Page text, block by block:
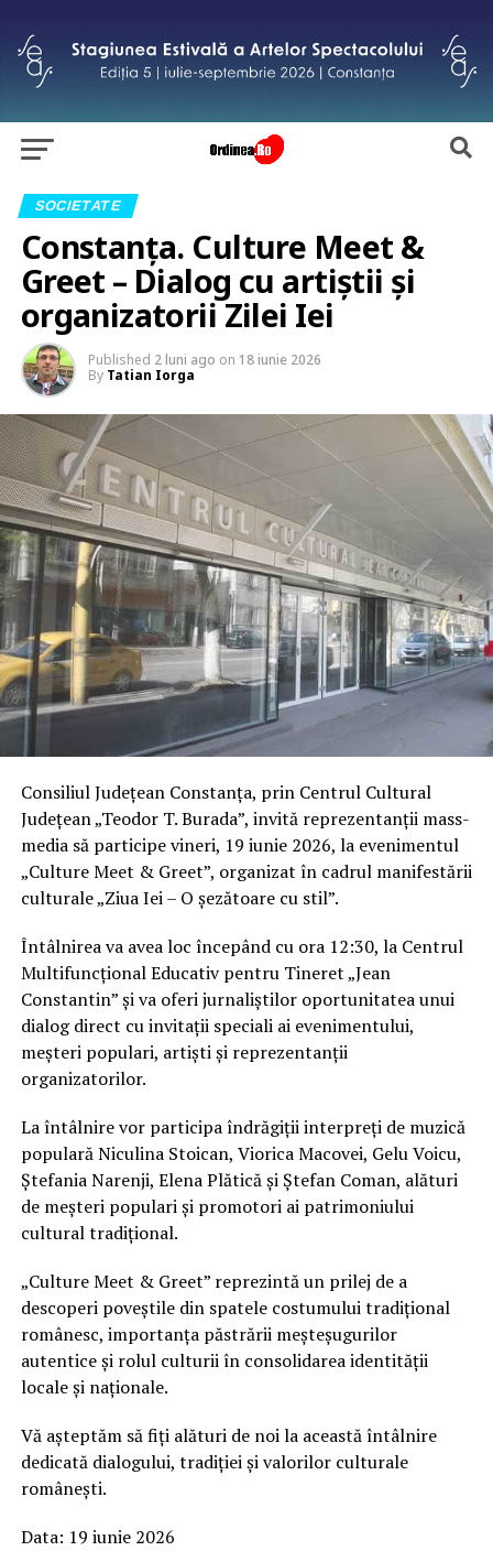
SOCIETATE
Constanța. Culture Meet &
Greet – Dialog cu artiștii și
organizatorii Zilei Iei
Published 2 luni ago on 18 iunie 2026
By Tatian Iorga
Consiliul Județean Constanța, prin Centrul Cultural
Județean „Teodor T. Burada”, invită reprezentanții mass-
media să participe vineri, 19 iunie 2026, la evenimentul
„Culture Meet & Greet”, organizat în cadrul manifestării
culturale „Ziua Iei – O șezătoare cu stil”.
Întâlnirea va avea loc începând cu ora 12:30, la Centrul
Multifuncțional Educativ pentru Tineret „Jean
Constantin” și va oferi jurnaliștilor oportunitatea unui
dialog direct cu invitații speciali ai evenimentului,
meșteri populari, artiști și reprezentanții
organizatorilor.
La întâlnire vor participa îndrăgiții interpreți de muzică
populară Niculina Stoican, Viorica Macovei, Gelu Voicu,
Ștefania Narenji, Elena Plătică și Ștefan Coman, alături
de meșteri populari și promotori ai patrimoniului
cultural tradițional.
„Culture Meet & Greet” reprezintă un prilej de a
descoperi poveștile din spatele costumului tradițional
românesc, importanța păstrării meșteșugurilor
autentice și rolul culturii în consolidarea identității
locale și naționale.
Vă așteptăm să fiți alături de noi la această întâlnire
dedicată dialogului, tradiției și valorilor culturale
românești.
Data: 19 iunie 2026